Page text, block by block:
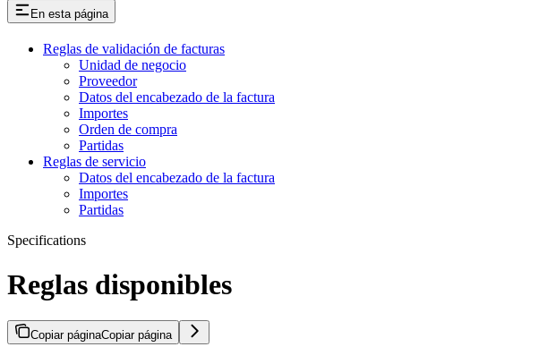
En esta página
Reglas de validación de facturas
Unidad de negocio
Proveedor
Datos del encabezado de la factura
Importes
Orden de compra
Partidas
Reglas de servicio
Datos del encabezado de la factura
Importes
Partidas
Specifications
Reglas disponibles
Copiar páginaCopiar página